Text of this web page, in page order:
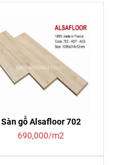
Sàn gỗ Alsafloor 702
690,000/m2